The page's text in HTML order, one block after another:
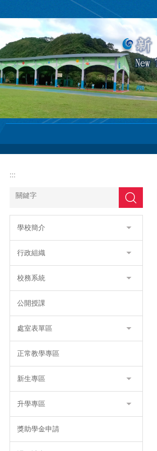
到
內
容
區
:::
搜尋
學校簡介
行政組織
校務系統
公開授課
處室表單區
正常教學專區
新生專區
升學專區
獎助學金申請